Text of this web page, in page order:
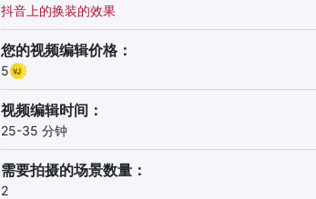
抖音上的换装的效果
您的视频编辑价格：
5
视频编辑时间：
25-35 分钟
需要拍摄的场景数量：
2